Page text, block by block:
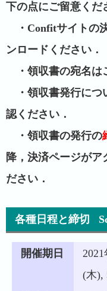
下の点にご留意くだ
・ Confitサイトの
ンロードください．
・領収書の宛名は
・領収書発行につ
認ください．
・領収書の発行の
降，決済ページがア
ださい．
各種日程と締切
開催期日
(木),